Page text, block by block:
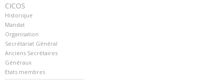
CICOS
Historique
Mandat
Organisation
Secrétariat Général
Anciens Secrétaires
Généraux
Etats membres